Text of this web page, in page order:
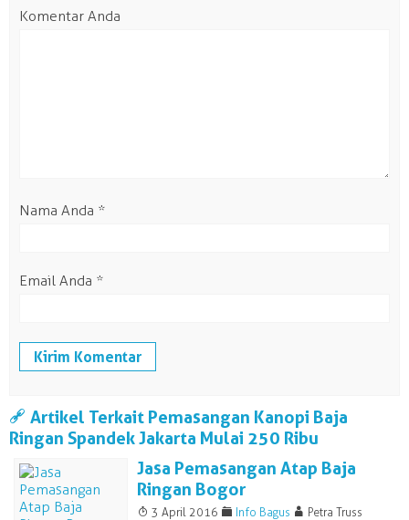
Komentar Anda
Nama Anda *
Email Anda *
a Artikel Terkait Pemasangan Kanopi Baja
Ringan Spandek Jakarta Mulai 250 Ribu
Jasa Pemasangan Atap Baja
Ringan Bogor
T 3 April 2016 F Info Bagus A Petra Truss